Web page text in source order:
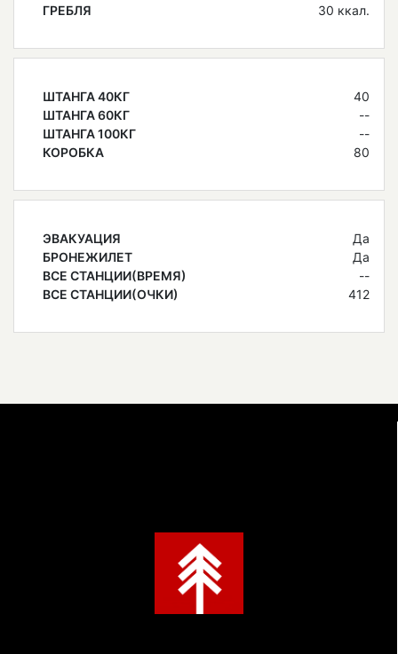
ГРЕБЛЯ
30 ккал.
ШТАНГА 40КГ
40
ШТАНГА 60КГ
--
ШТАНГА 100КГ
--
КОРОБКА
80
ЭВАКУАЦИЯ
Да
БРОНЕЖИЛЕТ
Да
ВСЕ СТАНЦИИ(ВРЕМЯ)
--
ВСЕ СТАНЦИИ(ОЧКИ)
412